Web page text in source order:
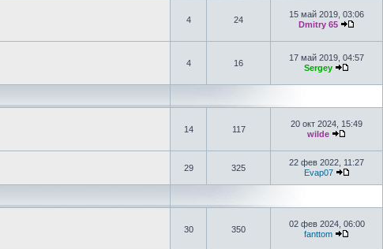
4 24
15 май 2019, 03:06
Dmitry 65
4 16
17 май 2019, 04:57
Sergey
14 117
20 окт 2024, 15:49
wilde
29 325
22 фев 2022, 11:27
Evap07
30 350
02 фев 2024, 06:00
fanttom